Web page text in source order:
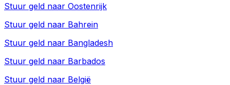
Stuur geld naar Oostenrijk
Stuur geld naar Bahrein
Stuur geld naar Bangladesh
Stuur geld naar Barbados
Stuur geld naar België